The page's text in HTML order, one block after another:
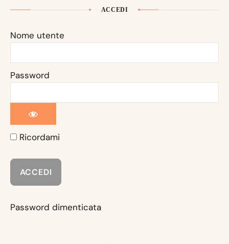
ACCEDI
Nome utente
Password
Ricordami
Password dimenticata